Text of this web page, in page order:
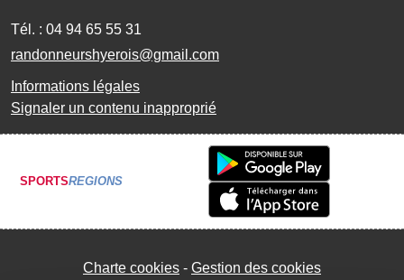
Tél. : 04 94 65 55 31
randonneurshyerois@gmail.com
Informations légales
Signaler un contenu inapproprié
SPORTSREGIONS
Charte cookies Gestion des cookies